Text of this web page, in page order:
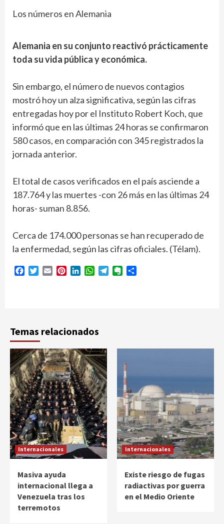
Los números en Alemania
Alemania en su conjunto reactivó prácticamente
toda su vida pública y económica.
Sin embargo, el número de nuevos contagios
mostró hoy un alza significativa, según las cifras
entregadas hoy por el Instituto Robert Koch, que
informó que en las últimas 24 horas se confirmaron
580 casos, en comparación con 345 registrados la
jornada anterior.
El total de casos verificados en el país asciende a
187.764 y las muertes -con 26 más en las últimas 24
horas- suman 8.856.
Cerca de 174.000 personas se han recuperado de
la enfermedad, según las cifras oficiales. (Télam).
Facebook
Twitter
Email PinterestLinkedInWhatsApp
TelegramEvernote
Temas relacionados
Internacionales
Masiva ayuda
internacional llega a
Venezuela tras los
terremotos
Internacionales
Existe riesgo de fugas
radiactivas por guerra
en el Medio Oriente